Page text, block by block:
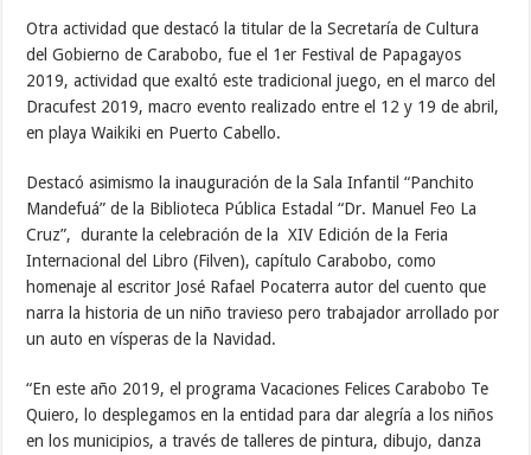
Otra actividad que destacó la titular de la Secretaría de Cultura
del Gobierno de Carabobo, fue el 1er Festival de Papagayos
2019, actividad que exaltó este tradicional juego, en el marco del
Dracufest 2019, macro evento realizado entre el 12 y 19 de abril,
en playa Waikiki en Puerto Cabello.
Destacó asimismo la inauguración de la Sala Infantil “Panchito
Mandefuá” de la Biblioteca Pública Estadal “Dr. Manuel Feo La
Cruz”, durante la celebración de la XIV Edición de la Feria
Internacional del Libro (Filven), capítulo Carabobo, como
homenaje al escritor José Rafael Pocaterra autor del cuento que
narra la historia de un niño travieso pero trabajador arrollado por
un auto en vísperas de la Navidad.
“En este año 2019, el programa Vacaciones Felices Carabobo Te
Quiero, lo desplegamos en la entidad para dar alegría a los niños
en los municipios, a través de talleres de pintura, dibujo, danza